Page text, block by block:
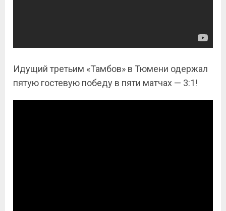
Идущий третьим «Тамбов» в Тюмени одержал
пятую гостевую победу в пяти матчах — 3:1!